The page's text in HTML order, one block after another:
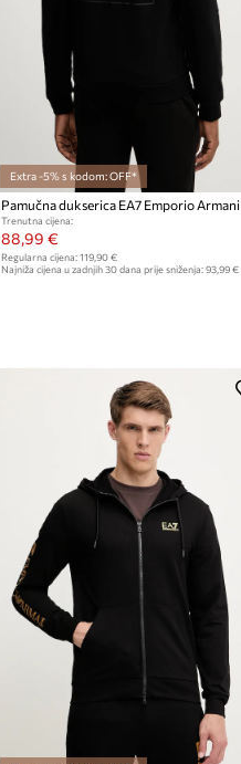
Extra -5% s kodom: OFF*
Pamučna dukserica EA7 Emporio Armani
Trenutna cijena:
88,99 €
Regularna cijena: 119,90 €
Najniža cijena u zadnjih 30 dana prije sniženja: 93,99 €